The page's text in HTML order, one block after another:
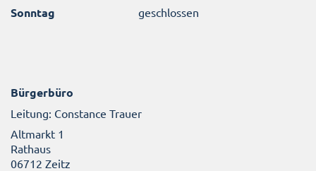
Sonntag geschlossen
Bürgerbüro
Leitung: Constance Trauer
Altmarkt 1
Rathaus
06712 Zeitz